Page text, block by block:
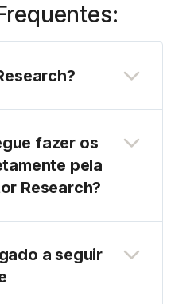
fazer os
pela
Research?
a seguir